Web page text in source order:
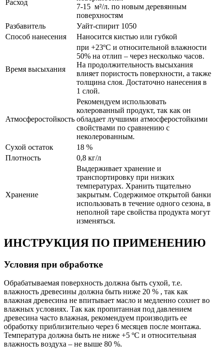
Расход
7-15 м²/л. по новым деревянным
поверхностям
Разбавитель
Уайт-спирит 1050
Способ нанесения
Наносится кистью или губкой
Время высыхания
при +23ºС и относительной влажности
50% на отлип – через несколько часов.
На продолжительность высыхания
влияет пористость поверхности, а также
толщина слоя. Достаточно нанесения в
1 слой.
Атмосферостойкость
Рекомендуем использовать
колерованный продукт, так как он
обладает лучшими атмосферостойкими
свойствами по сравнению с
неколерованным.
Сухой остаток
18 %
Плотность
0,8 кг/л
Хранение
Выдерживает хранение и
транспортировку при низких
температурах. Хранить тщательно
закрытым. Содержимое открытой банки
использовать в течение одного сезона, в
неполной таре свойства продукта могут
изменяться.
ИНСТРУКЦИЯ ПО ПРИМЕНЕНИЮ
Условия при обработке
Обрабатываемая поверхность должна быть сухой, т.е.
влажность древесины должна быть ниже 20 % , так как
влажная древесина не впитывает масло и медленно сохнет во
влажных условиях. Так как пропитанная под давлением
древесина часто влажная, рекомендуем производить ее
обработку приблизительно через 6 месяцев после монтажа.
Температура должна быть не ниже +5 ºС и относительная
влажность воздуха – не выше 80 %.